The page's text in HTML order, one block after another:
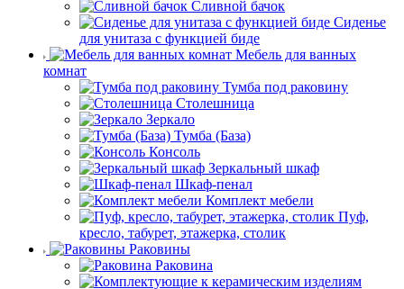
Сливной бачок
Сиденье
для унитаза с функцией биде
Мебель для ванных
комнат
Тумба под раковину
Столешница
Зеркало
Тумба (База)
Консоль
Зеркальный шкаф
Шкаф-пенал
Комплект мебели
Пуф,
кресло, табурет, этажерка, столик
Раковины
Раковина